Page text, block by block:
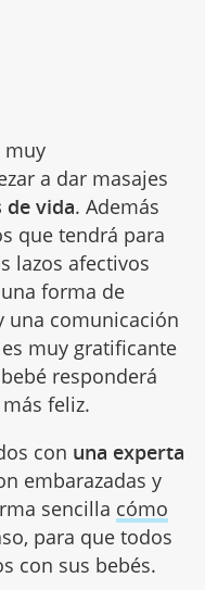
muy
a dar masajes
de vida. Además
que tendrá para
lazos afectivos
forma de
una comunicación
muy gratificante
responderá
feliz.
con una experta
embarazadas y
sencilla cómo
para que todos
con sus bebés.